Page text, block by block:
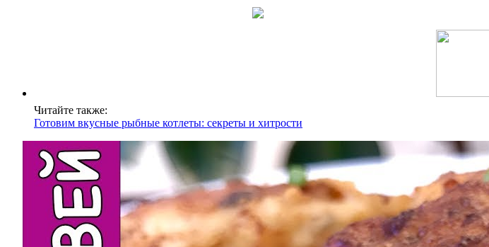
Читайте также:
Готовим вкусные рыбные котлеты: секреты и хитрости